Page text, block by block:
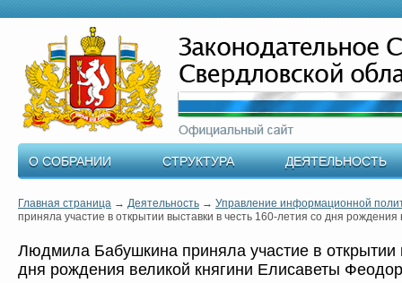
О СОБРАНИИ СТРУКТУРА ДЕЯТЕЛЬНОСТЬ
Главная страница → Деятельность → Управление информационной
приняла участие в открытии выставки в честь 160-летия со дня
Людмила Бабушкина приняла участие в открытии
дня рождения великой княгини Елисаветы